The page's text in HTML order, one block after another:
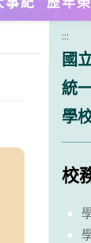
:::
國
統
學
校